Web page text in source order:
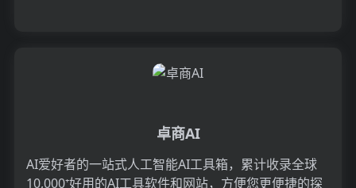
卓商AI
AI爱好者的一站式人工智能AI工具箱，累计收录全球
10,000⁺好用的AI工具软件和网站，方便您更便捷的探